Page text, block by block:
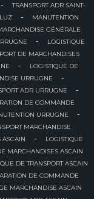
-
TRANSPORT ADR SAINT-
-
MANUTENTION
GÉNÉRALE
-
LOGISTIQUE
DE MARCHANDISES
-
LOGISTIQUE DE
URRUGNE -
ADR URRUGNE -
DE COMMANDE
URRUGNE -
MARCHANDISE
ASCAIN -
LOGISTIQUE
MARCHANDISES ASCAIN
DE TRANSPORT ASCAIN
DE COMMANDE
MARCHANDISE ASCAIN